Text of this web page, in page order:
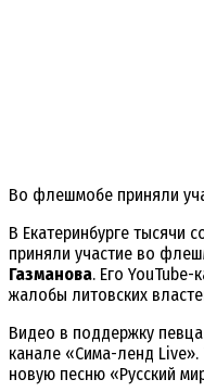
Во флешмобе приняли
В Екатеринбурге тысячи
приняли участие во
Газманова. Его
жалобы литовских
Видео в поддержку
канале «Сима-ленд Live».
новую песню «Русский